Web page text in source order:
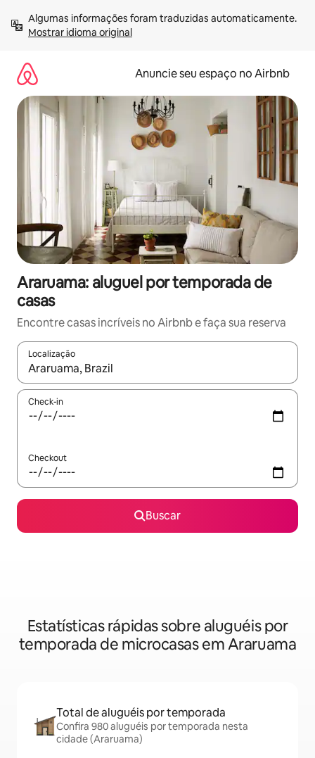
para
Mostrar idioma original
Anuncie seu espaço no Airbnb
Araruama: aluguel por temporada de
casas
Encontre casas incríveis no Airbnb e faça sua reserva
Localização
Quando os resultados estiverem disponíveis, explore-os
Check-in
Checkout
Buscar
Estatísticas rápidas sobre aluguéis por
temporada de microcasas em Araruama
Total de aluguéis por temporada
Confira 980 aluguéis por temporada nesta
cidade (Araruama)